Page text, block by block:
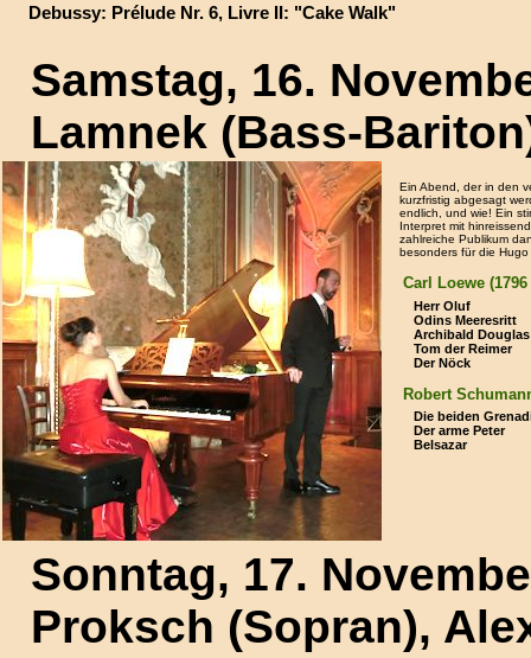
Debussy: Prélude Nr. 6, Livre II: "Cake Walk"
Samstag, 16.
Lamnek (Bass-
Ein Abend, der in den
kurzfristig abgesagt
endlich, und wie! Ein
Interpret mit
zahlreiche Publikum
besonders für die
Carl Loewe (1796
Herr Oluf
Odins Meeresritt
Archibald Douglas
Tom der Reimer
Der Nöck
Robert
Die beiden
Der arme Peter
Belsazar
Sonntag, 17.
Proksch (Sopran),